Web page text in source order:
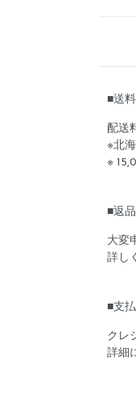
■送
配送
※北
※
■返
大変
詳し
■支
クレ
詳細